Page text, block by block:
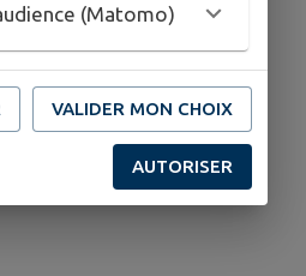
(Matomo)
VALIDER MON CHOIX
AUTORISER